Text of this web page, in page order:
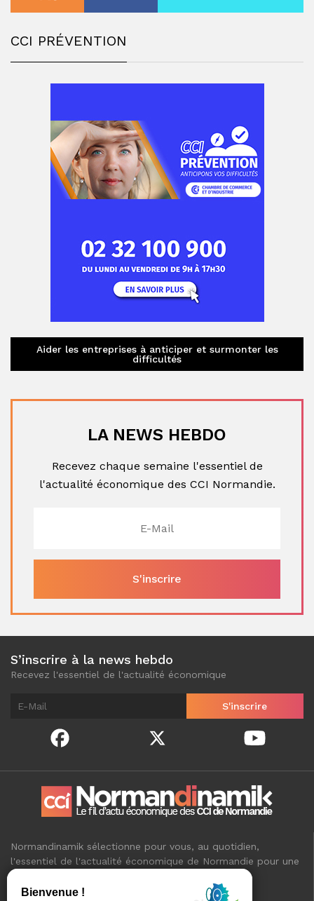
CCI PRÉVENTION
Aider les entreprises à anticiper et surmonter les
difficultés
LA NEWS HEBDO
Recevez chaque semaine l'essentiel de
l'actualité économique des CCI Normandie.
S’inscrire à la news hebdo
Recevez l'essentiel de l'actualité économique
Normandinamik sélectionne pour vous, au quotidien,
l'essentiel de l'actualité économique de Normandie pour une